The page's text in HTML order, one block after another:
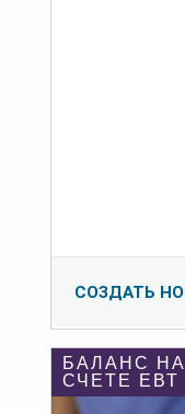
СОЗДАТЬ
БАЛАНС НА
СЧЕТЕ ЕВТ